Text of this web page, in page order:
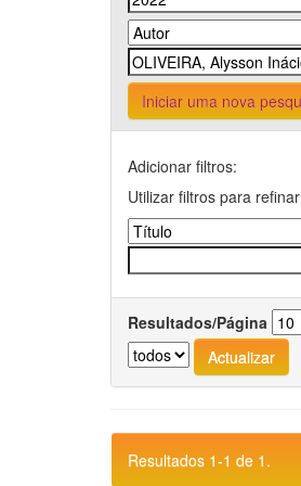
Iniciar uma nova
Adicionar filtros:
Utilizar filtros para
Resultados/Página
Resultados 1-1 de 1.